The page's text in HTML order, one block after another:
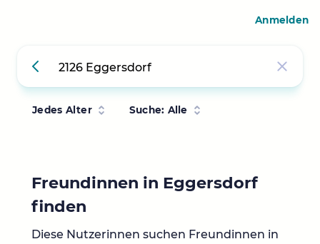
Jedes Alter Suche: Alle
Freundinnen in Eggersdorf
finden
Diese Nutzerinnen suchen Freundinnen in
Anmelden